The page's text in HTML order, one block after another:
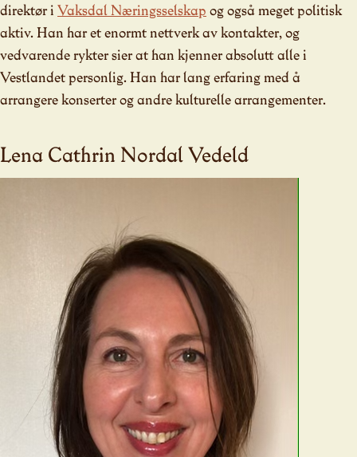
direktør i Vaksdal Næringsselskap og også meget politisk
aktiv. Han har et enormt nettverk av kontakter, og
vedvarende rykter sier at han kjenner absolutt alle i
Vestlandet personlig. Han har lang erfaring med å
arrangere konserter og andre kulturelle arrangementer.
Lena Cathrin Nordal Vedeld